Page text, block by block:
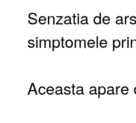
Senzatia de
simptomele
Aceasta apare